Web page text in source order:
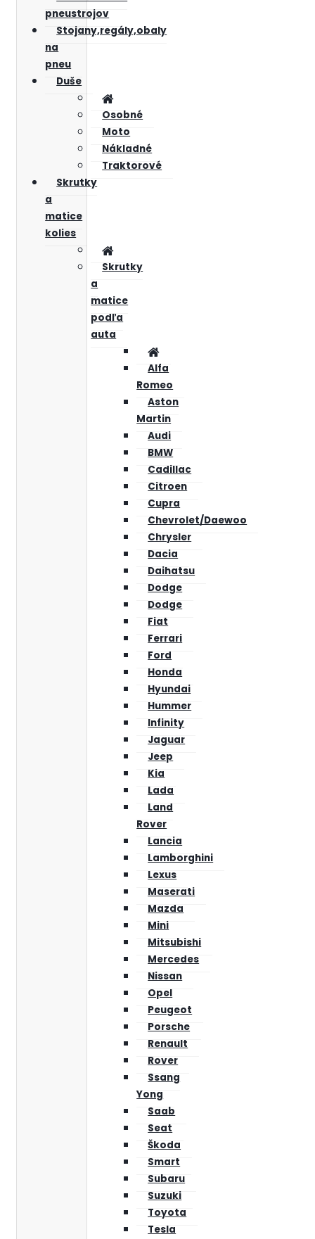
pneustrojov
Stojany,regály,obaly
na
pneu
Duše
Osobné
Moto
Nákladné
Traktorové
Skrutky
a
matice
kolies
Skrutky
a
matice
podľa
auta
Alfa
Romeo
Aston
Martin
Audi
BMW
Cadillac
Citroen
Cupra
Chevrolet/Daewoo
Chrysler
Dacia
Daihatsu
Dodge
Dodge
Fiat
Ferrari
Ford
Honda
Hyundai
Hummer
Infinity
Jaguar
Jeep
Kia
Lada
Land
Rover
Lancia
Lamborghini
Lexus
Maserati
Mazda
Mini
Mitsubishi
Mercedes
Nissan
Opel
Peugeot
Porsche
Renault
Rover
Ssang
Yong
Saab
Seat
Škoda
Smart
Subaru
Suzuki
Toyota
Tesla